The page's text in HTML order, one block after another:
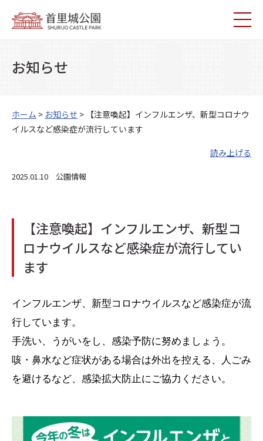
お知らせ
ホーム > お知らせ > 【注意喚起】インフルエンザ、新型コロナウ
イルスなど感染症が流行しています
読み上げる
2025.01.10 公園情報
【注意喚起】インフルエンザ、新型コ
ロナウイルスなど感染症が流行してい
ます
インフルエンザ、新型コロナウイルスなど感染症が流
行しています。
手洗い、うがいをし、感染予防に努めましょう。
咳・鼻水など症状がある場合は外出を控える、人ごみ
を避けるなど、感染拡大防止にご協力ください。